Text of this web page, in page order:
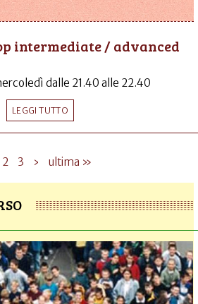
intermediate / advanced
dalle 21.40 alle 22.40
LEGGI TUTTO
2 3 › ultima »